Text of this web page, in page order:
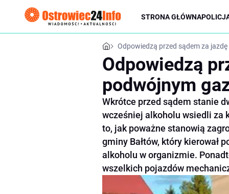
STRONA GŁÓWNA
Odpowiedzą przed sądem za
Odpowiedzą
podwójnym
Wkrótce przed sądem stanie
wcześniej alkoholu wsiedli za
to, jak poważne stanowią
gminy Bałtów, który kierował
alkoholu w organizmie.
wszelkich pojazdów